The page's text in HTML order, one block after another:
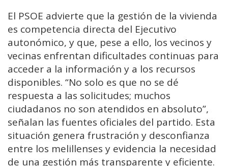
El PSOE advierte que la gestión de la vivienda
es competencia directa del Ejecutivo
autonómico, y que, pese a ello, los vecinos y
vecinas enfrentan dificultades continuas para
acceder a la información y a los recursos
disponibles. “No solo es que no se dé
respuesta a las solicitudes; muchos
ciudadanos no son atendidos en absoluto”,
señalan las fuentes oficiales del partido. Esta
situación genera frustración y desconfianza
entre los melillenses y evidencia la necesidad
de una gestión más transparente y eficiente.